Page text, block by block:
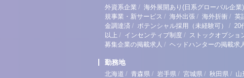
外資系企業 / 海外展開あり(日系グローバル企業)
規事業・新サービス / 海外出張 / 海外折衝 / 英
金調達済 / ポテンシャル採用（未経験可） / 20
以上 / インセンティブ制度 / ストックオプショ
募集企業の掲載求人 / ヘッドハンターの掲載求
勤務地
北海道 / 青森県 / 岩手県 / 宮城県 / 秋田県 / 山